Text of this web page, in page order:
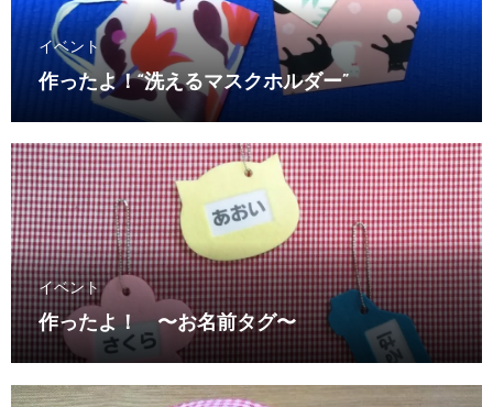
イベント
作ったよ！“洗えるマスクホルダー”
イベント
作ったよ！ 〜お名前タグ〜